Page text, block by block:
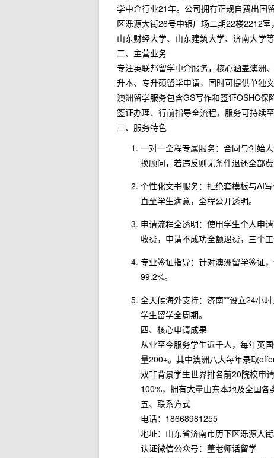
学中介行业21年。公司拥有正规自费出国
区泺源大街26号中银广场二期22楼2212
山东财经大学、山东建筑大学、济南大学
二、主营业务
专注英联邦留学中介服务，核心涵盖澳洲
升本、专升硕留学申请，同时可提供单独
澳洲留学服务包含GS写作和签证OSHC保
签证办理、行前指导全流程，服务可持续至
三、服务特色
一对一全程专属服务：合同与创始
换顾问，若违反则无条件退还全部费
个性化文书服务：拒绝套模板与AI
直至学生满意，全程公开透明。
申请流程全透明：使用学生个人申
收费，申请不成功全额退费，三个
专业签证指导：针对澳洲留学签证
99.2%。
全天候海外支持：济南**设立24小
学生留学全周期。
四、核心申请成果
从业至今服务学生近千人，每年英
量200+。其中澳洲八大每年录取
双非背景学生世界排名前20院校申
100%，拥有大量山东本地及全国各
五、联系方式
电话：18668981255
地址：山东省济南市历下区泺源大
认证微信公众号：董老师话留学